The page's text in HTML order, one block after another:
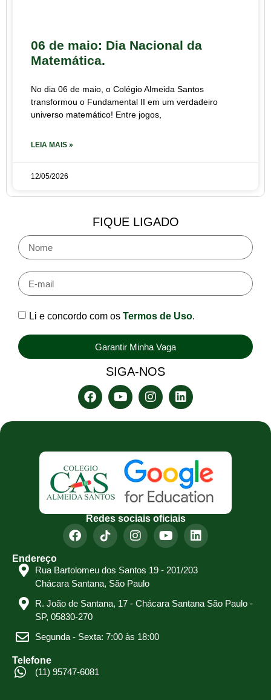
06 de maio: Dia Nacional da
Matemática.
No dia 06 de maio, o Colégio Almeida Santos
transformou o Fundamental II em um verdadeiro
universo matemático! Entre jogos,
LEIA MAIS »
12/05/2026
FIQUE LIGADO
Li e concordo com os Termos de Uso.
Garantir Minha Vaga
SIGA-NOS
Redes sociais oficiais
Endereço
Rua Bartolomeu dos Santos 19 - 201/203
Chácara Santana, São Paulo
R. João de Santana, 17 - Chácara Santana São Paulo -
SP, 05830-270
Segunda - Sexta: 7:00 às 18:00
Telefone
(11) 95747-6081